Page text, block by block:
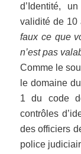
d’Identité,
validité de 10
faux ce que
n’est pas
Comme le
le domaine
1 du code
contrôles
des officiers
police